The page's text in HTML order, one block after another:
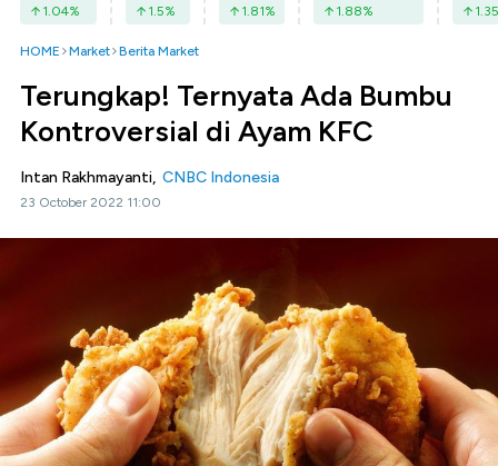
1.04% 1.5% 1.81% 1.88% 1.35
HOME Market Berita Market
Terungkap! Ternyata Ada Bumbu
Kontroversial di Ayam KFC
Intan Rakhmayanti, CNBC Indonesia
23 October 2022 11:00